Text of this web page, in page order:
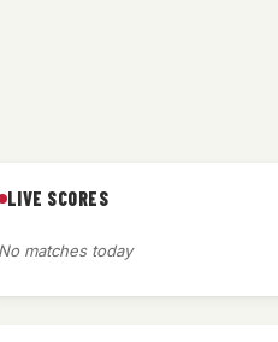
LIVE SCORES
No matches today